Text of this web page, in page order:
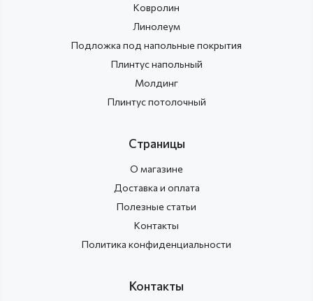
Ковролин
Линолеум
Подложка под напольные покрытия
Плинтус напольный
Молдинг
Плинтус потолочный
Страницы
О магазине
Доставка и оплата
Полезные статьи
Контакты
Политика конфиденциальности
Контакты